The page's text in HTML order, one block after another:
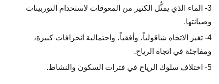
3- الماء الذي يمثُّل الكثير من المعوقات لاستخدام التوربينات
وصيانتها.
4- تغير الاتجاه شاقولياً، وأفقياً، واحتمالية انحرافات كبيرة،
ومفاجئة في اتجاه الرياح.
5- اختلاف سلوك الرياح في فترات السكون والنشاط.